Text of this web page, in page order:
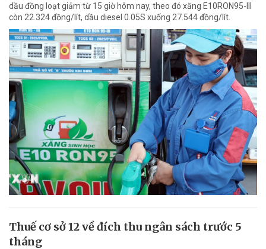
dầu đồng loạt giảm từ 15 giờ hôm nay, theo đó xăng E10RON95-III
còn 22.324 đồng/lít, dầu diesel 0.05S xuống 27.544 đồng/lít.
Thuế cơ sở 12 về đích thu ngân sách trước 5
tháng